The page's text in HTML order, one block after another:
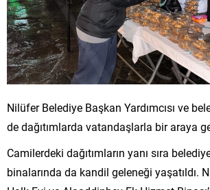
Nilüfer Belediye Başkan Yardımcısı ve
de dağıtımlarda vatandaşlarla bir araya
Camilerdeki dağıtımların yanı sıra
binalarında da kandil geleneği yaşatıldı.